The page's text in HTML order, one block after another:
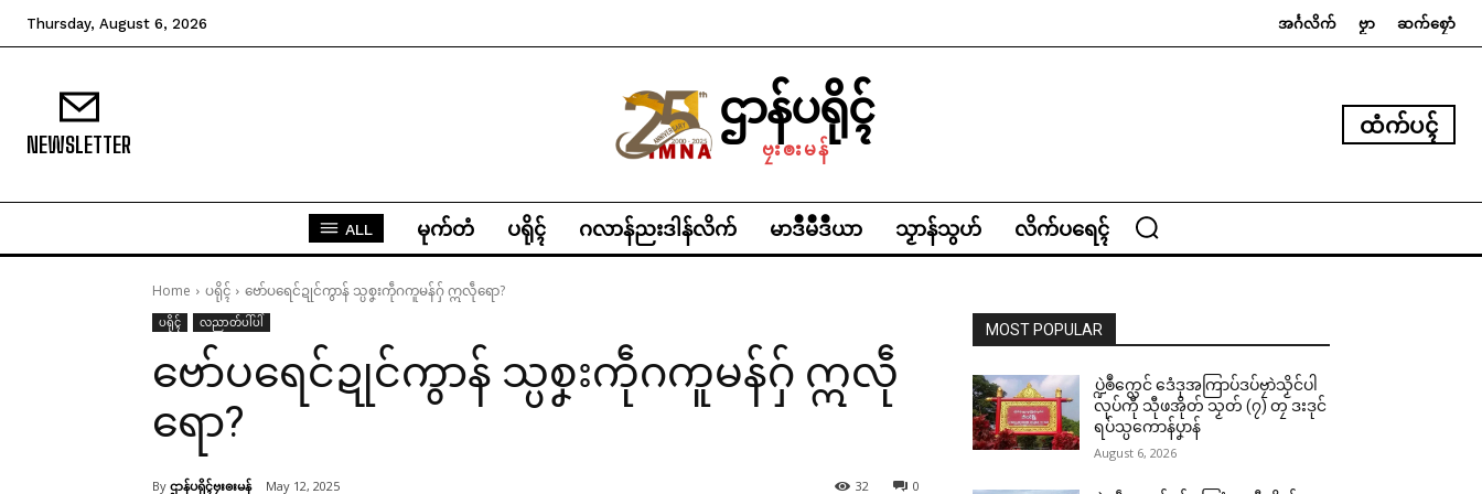
Thursday, August 6, 2026 အၚ်္ဂလိက် ဗၟာ ဆက်စၠောံ
NEWSLETTER
ဌာန်ပရိုၚ်
ဗၠးၜးမန်
ထံက်ပၚ်
ALL မုက်တံ ပရိုၚ် ဂလာန်ညးဒါန်လိက် မာဒဳမဳဒဳယာ သၟာန်သွဟ် လိက်ပရေၚ်
Home ပရိုၚ် ဗော်ပရေင်ဍုင်ကွာန် သ္ပစၞးကဵုဂကူမန်ဂှ် ဣလဵုရော?
ပရိုၚ် လညာတ်ပါ်ပါဲ
ဗော်ပရေင်ဍုင်ကွာန် သ္ပစၞးကဵုဂကူမန်ဂှ် ဣလဵု
ရော?
By ဌာန်ပရိုၚ်ဗၠးၜးမန် May 12, 2025 0
32
MOST POPULAR
ပ္ဍဲၜဳက္လေင် ဒေံဒုအကြာပ်ဒပ်ဗၠာဲသၟိင်ပါ
လုပ်ကီု သီုဖအိုတ် သၟတ် (၇) တၠ ဒးဒုင်
ရပ်သ္ပကောန်ပၞာန်
August 6, 2026